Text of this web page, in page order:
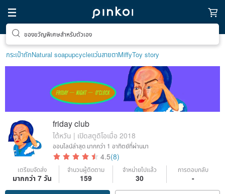
ของขวัญพิเศษสำหรับตัวเอง
กระเป๋าถักNatural soapupcycleแว่นสายตาMiffyToy story
friday club
ไต้หวัน | เปิดสตูดิโอเมื่อ 2018
ออนไลน์ล่าสุด มากกว่า 1 อาทิตย์ที่ผ่านมา
4.5(8)
เตรียมจัดส่ง
มากกว่า 7 วัน
จำนวนผู้ติดตาม
159
จำหน่ายไปแล้ว
30
การตอบกลับ
-